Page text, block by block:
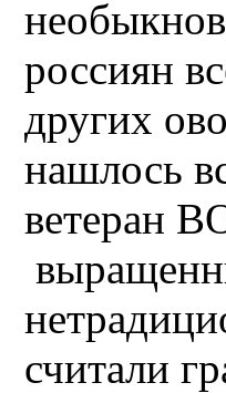
россиян
других
нашлось
ветеран
считали